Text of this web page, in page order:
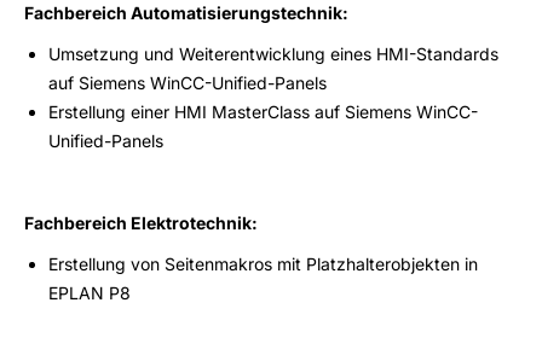
Fachbereich Automatisierungstechnik:
Umsetzung und Weiterentwicklung eines HMI-Standards
auf Siemens WinCC-Unified-Panels
Erstellung einer HMI MasterClass auf Siemens WinCC-
Unified-Panels
Fachbereich Elektrotechnik:
Erstellung von Seitenmakros mit Platzhalterobjekten in
EPLAN P8